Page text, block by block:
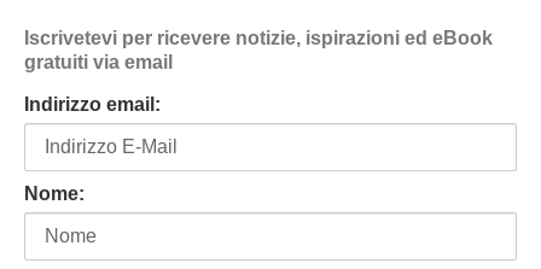
Iscrivetevi per ricevere notizie, ispirazioni ed eBook
gratuiti via email
Indirizzo email:
Nome: